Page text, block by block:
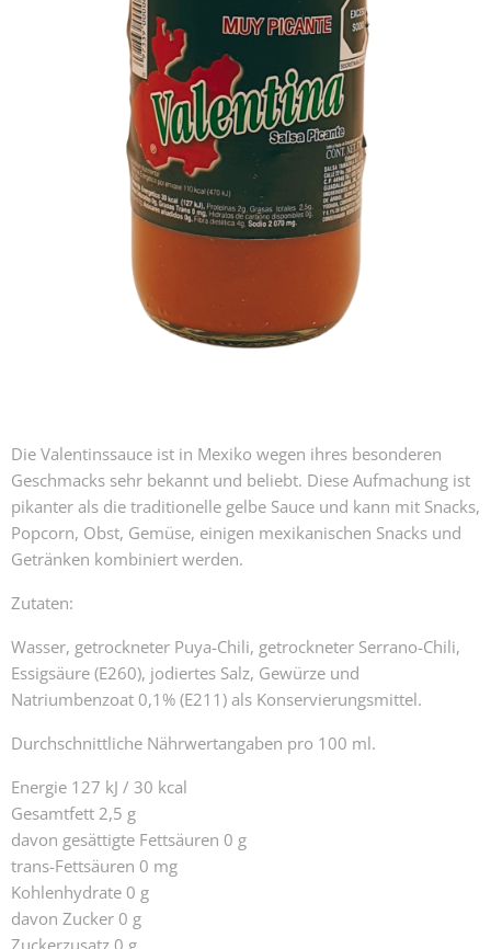
Die Valentinssauce ist in Mexiko wegen ihres besonderen
Geschmacks sehr bekannt und beliebt. Diese Aufmachung ist
pikanter als die traditionelle gelbe Sauce und kann mit Snacks,
Popcorn, Obst, Gemüse, einigen mexikanischen Snacks und
Getränken kombiniert werden.
Zutaten:
Wasser, getrockneter Puya-Chili, getrockneter Serrano-Chili,
Essigsäure (E260), jodiertes Salz, Gewürze und
Natriumbenzoat 0,1% (E211) als Konservierungsmittel.
Durchschnittliche Nährwertangaben pro 100 ml.
Energie 127 kJ / 30 kcal
Gesamtfett 2,5 g
davon gesättigte Fettsäuren 0 g
trans-Fettsäuren 0 mg
Kohlenhydrate 0 g
davon Zucker 0 g
Zuckerzusatz 0 g